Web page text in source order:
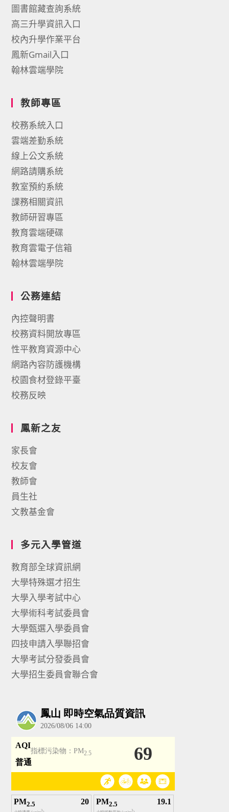
圖書館藏查詢系統
高三升學資訊入口
校內升學作業平台
鳳新Gmail入口
翰林雲端學院
教師專區
校務系統入口
雲端差勤系統
線上公文系統
網路請購系統
教室預約系統
課務相關資訊
教師研習專區
教育雲端硬碟
教育雲電子信箱
翰林雲端學院
公務連結
內控聲明書
校務資料開放專區
性平教育資源中心
網路內容防護機構
校園食材登錄平臺
校務反映
鳳新之友
家長會
校友會
教師會
員生社
文教基金會
多元入學管道
教育部全球資訊網
大學特殊選才招生
大學入學考試中心
大學術科考試委員會
大學甄選入學委員會
四技申請入學聯招會
大學考試分發委員會
大學招生委員會聯合會